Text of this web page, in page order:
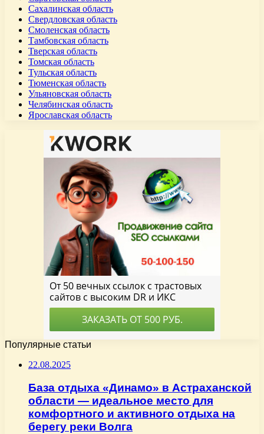
Сахалинская область
Свердловская область
Смоленская область
Тамбовская область
Тверская область
Томская область
Тульская область
Тюменская область
Ульяновская область
Челябинская область
Ярославская область
Популярные статьи
22.08.2025
База отдыха «Динамо» в Астраханской
области — идеальное место для
комфортного и активного отдыха на
берегу реки Волга